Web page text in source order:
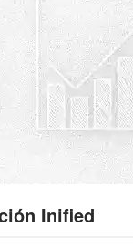
Inified